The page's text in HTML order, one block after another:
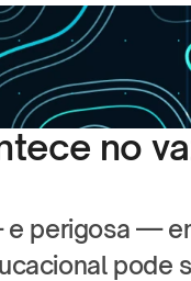
no
perigosa —
pode